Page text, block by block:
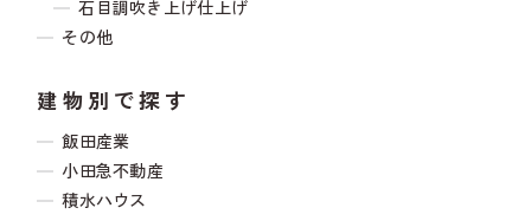
石目調吹き上げ仕上げ
その他
建物別で探す
飯田産業
小田急不動産
積水ハウス